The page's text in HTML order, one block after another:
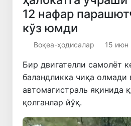
12 нафар
кўз юмди
Воқеа-ҳодисалар 15 июн
Бир двигателли самолёт
баландликка чиқа олмади
автомагистраль яқинида
қолганлар йўқ.